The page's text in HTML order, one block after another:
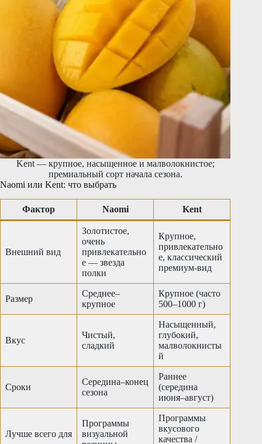
Kent — крупное, насыщенное и малволокнистое;
премиальный сорт начала сезона.
Naomi или Kent: что выбрать
Фактор Naomi Kent
Внешний вид
Золотистое,
очень
привлекательно
е — звезда
полки
Крупное,
привлекательно
е, классический
премиум-вид
Размер
Среднее–
крупное
Крупное (часто
500–1000 г)
Вкус
Чистый,
сладкий
Насыщенный,
глубокий,
малволокнисты
й
Сроки
Середина–конец
сезона
Раннее
(середина
июня–август)
Лучше всего для
Программы
визуальной
Программы
вкусового
качества /